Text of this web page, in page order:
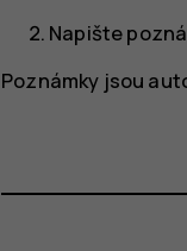
Napište
Poznámky jsou